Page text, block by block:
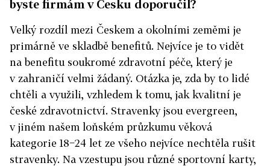
byste firmám v Česku doporučil?
Velký rozdíl mezi Českem a okolními zeměmi je
primárně ve skladbě benefitů. Nejvíce je to vidět
na benefitu soukromé zdravotní péče, který je
v zahraničí velmi žádaný. Otázka je, zda by to lidé
chtěli a využili, vzhledem k tomu, jak kvalitní je
české zdravotnictví. Stravenky jsou evergreen,
v jiném našem loňském průzkumu věková
kategorie 18−24 let ze všeho nejvíce nechtěla rušit
stravenky. Na vzestupu jsou různé sportovní karty,